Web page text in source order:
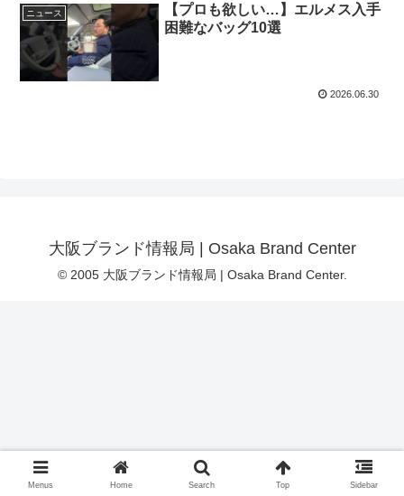
ニュース
【プロも欲しい…】エルメス入手
困難なバッグ10選
2026.06.30
大阪ブランド情報局 | Osaka Brand Center
© 2005 大阪ブランド情報局 | Osaka Brand Center.
Menus Home Search Top Sidebar